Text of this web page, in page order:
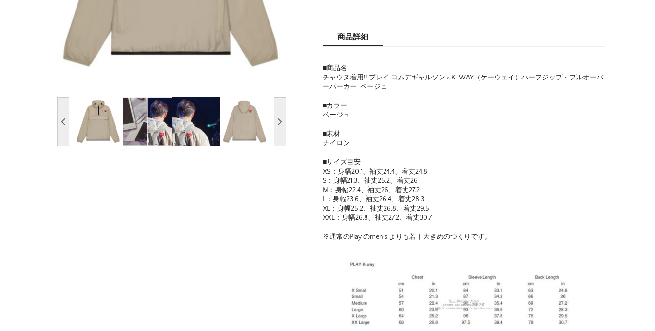
商品詳細
■商品名
チャウヌ着用!! プレイ コムデギャルソン × K-WAY（ケーウェイ）ハーフジップ・プルオーバ
ーパーカー-ベージュ-
■カラー
ベージュ
■素材
ナイロン
■サイズ目安
XS：身幅20.1、袖丈24.4、着丈24.8
S：身幅21.3、袖丈25.2、着丈26
M：身幅22.4、袖丈26、着丈27.2
L：身幅23.6、袖丈26.4、着丈28.3
XL：身幅25.2、袖丈26.8、着丈29.5
XXL：身幅26.8、袖丈27.2、着丈30.7
※通常のPlay のmen’s よりも若干大きめのつくりです。